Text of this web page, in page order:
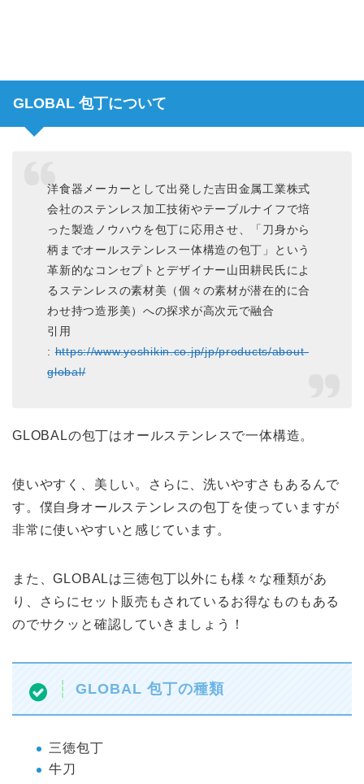
GLOBAL 包丁について
洋食器メーカーとして出発した吉田金属工業株式
会社のステンレス加工技術やテーブルナイフで培
った製造ノウハウを包丁に応用させ、「刀身から
柄までオールステンレス一体構造の包丁」という
革新的なコンセプトとデザイナー山田耕民氏によ
るステンレスの素材美（個々の素材が潜在的に合
わせ持つ造形美）への探求が高次元で融合
引用
:https://www.yoshikin.co.jp/jp/products/about-
global/
GLOBALの包丁はオールステンレスで一体構造。
使いやすく、美しい。さらに、洗いやすさもあるんで
す。僕自身オールステンレスの包丁を使っていますが
非常に使いやすいと感じています。
また、GLOBALは三徳包丁以外にも様々な種類があ
り、さらにセット販売もされているお得なものもある
のでサクッと確認していきましょう！
GLOBAL 包丁の種類
三徳包丁
牛刀